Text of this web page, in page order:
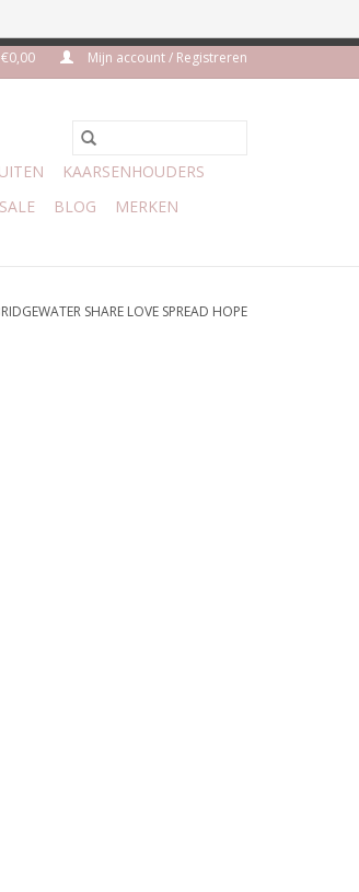
Mijn account / Registreren
KAARSENHOUDERS
SALE BLOG MERKEN
SHARE LOVE SPREAD HOPE